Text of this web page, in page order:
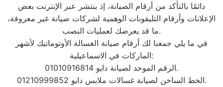
دائمًا بالتأكد من أرقام الصيانة، إذ ينتشر عبر الإنترنت بعض
الإعلانات وأرقام التليفونات الوهمية لشركات صيانة غير معروفة،
ما قد يعرضك لعمليات النصب.
في ما يلي جمعنا لك أرقام صيانة الغسالة الأوتوماتيك لأشهر
الماركات في الاسماعيلية:
الرقم الموحد لصيانة دايو 01010916814.
الخط الساخن لصيانة غسالات ملابس دايو 01210999852.